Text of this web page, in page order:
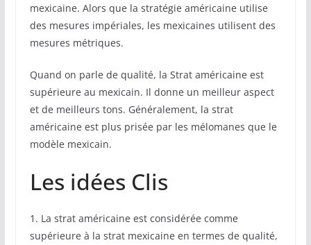
mexicaine. Alors que la stratégie américaine utilise
des mesures impériales, les mexicaines utilisent des
mesures métriques.
Quand on parle de qualité, la Strat américaine est
supérieure au mexicain. Il donne un meilleur aspect
et de meilleurs tons. Généralement, la strat
américaine est plus prisée par les mélomanes que le
modèle mexicain.
Les idées Clis
1. La strat américaine est considérée comme
supérieure à la strat mexicaine en termes de qualité,